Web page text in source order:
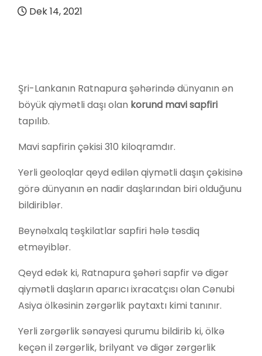
Dek 14, 2021
Şri-Lankanın Ratnapura şəhərində dünyanın ən
böyük qiymətli daşı olan korund mavi sapfiri
tapılıb.
Mavi sapfirin çəkisi 310 kiloqramdır.
Yerli geoloqlar qeyd edilən qiymətli daşın çəkisinə
görə dünyanın ən nadir daşlarından biri olduğunu
bildiriblər.
Beynəlxalq təşkilatlar sapfiri hələ təsdiq
etməyiblər.
Qeyd edək ki, Ratnapura şəhəri sapfir və digər
qiymətli daşların aparıcı ixracatçısı olan Cənubi
Asiya ölkəsinin zərgərlik paytaxtı kimi tanınır.
Yerli zərgərlik sənayesi qurumu bildirib ki, ölkə
keçən il zərgərlik, brilyant və digər zərgərlik